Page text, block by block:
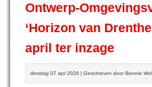
Ontwerp-
‘Horizon van
april ter inzage
dinsdag 07 apr 2026 | Geschreven door Bennie